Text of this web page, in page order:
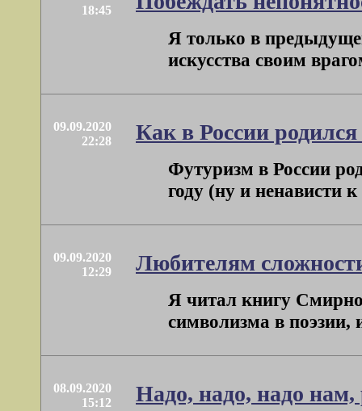
18:45
Я только в
искусства своим
09.09.2020
22:28
Как в России
Футуризм в России
году (ну и ненависти
09.09.2020
12:29
Любителям
Я читал книгу
символизма в поэзии,
08.09.2020
15:12
Надо, надо, надо